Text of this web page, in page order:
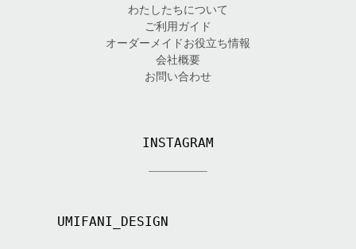
わたしたちについて
ご利用ガイド
オーダーメイドお役立ち情報
会社概要
お問い合わせ
INSTAGRAM
UMIFANI_DESIGN